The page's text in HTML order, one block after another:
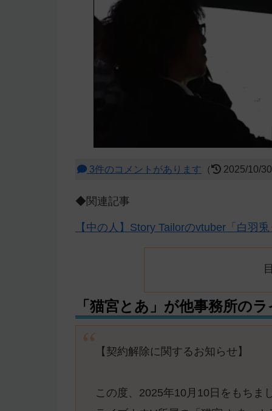
3件のコメントがあります （ 2025/10/
◆関連記事
【中の人】Story Tailorのvtuber「白羽
「猫宮とあ」が他事務所の
【契約解除に関するお知らせ】
この度、2025年10月10日をもちま